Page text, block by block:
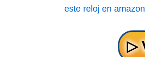
este reloj en amazon